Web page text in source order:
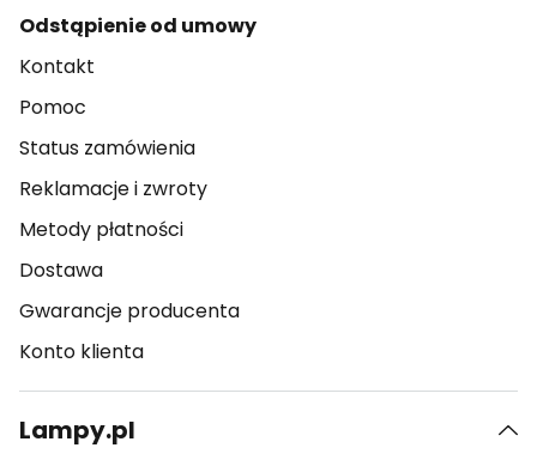
Odstąpienie od umowy
Kontakt
Pomoc
Status zamówienia
Reklamacje i zwroty
Metody płatności
Dostawa
Gwarancje producenta
Konto klienta
Lampy.pl